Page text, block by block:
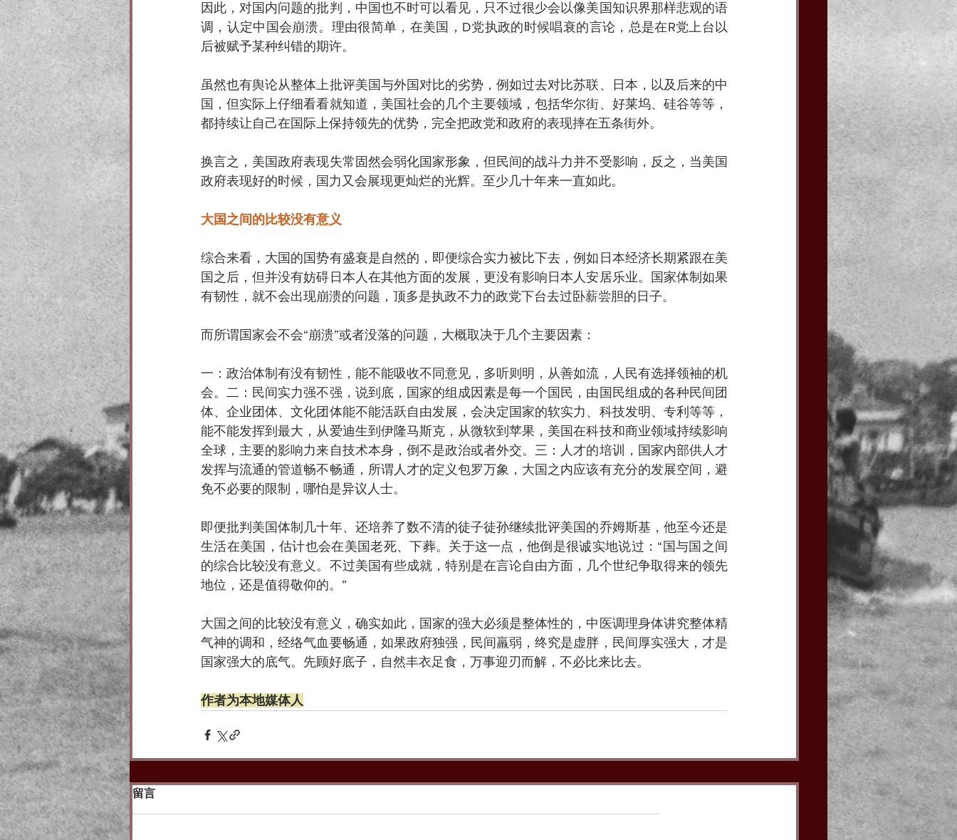
因此，对国内问题的批判，中国也不时可以看见，只不过很少会以像美国知识界那样悲观的语
调，认定中国会崩溃。理由很简单，在美国，D党执政的时候唱衰的言论，总是在R党上台以
后被赋予某种纠错的期许。
虽然也有舆论从整体上批评美国与外国对比的劣势，例如过去对比苏联、日本，以及后来的中
国，但实际上仔细看看就知道，美国社会的几个主要领域，包括华尔街、好莱坞、硅谷等等，
都持续让自己在国际上保持领先的优势，完全把政党和政府的表现摔在五条街外。
换言之，美国政府表现失常固然会弱化国家形象，但民间的战斗力并不受影响，反之，当美国
政府表现好的时候，国力又会展现更灿烂的光辉。至少几十年来一直如此。
大国之间的比较没有意义
综合来看，大国的国势有盛衰是自然的，即便综合实力被比下去，例如日本经济长期紧跟在美
国之后，但并没有妨碍日本人在其他方面的发展，更没有影响日本人安居乐业。国家体制如果
有韧性，就不会出现崩溃的问题，顶多是执政不力的政党下台去过卧薪尝胆的日子。
而所谓国家会不会“崩溃”或者没落的问题，大概取决于几个主要因素：
一：政治体制有没有韧性，能不能吸收不同意见，多听则明，从善如流，人民有选择领袖的机
会。二：民间实力强不强，说到底，国家的组成因素是每一个国民，由国民组成的各种民间团
体、企业团体、文化团体能不能活跃自由发展，会决定国家的软实力、科技发明、专利等等，
能不能发挥到最大，从爱迪生到伊隆马斯克，从微软到苹果，美国在科技和商业领域持续影响
全球，主要的影响力来自技术本身，倒不是政治或者外交。三：人才的培训，国家内部供人才
发挥与流通的管道畅不畅通，所谓人才的定义包罗万象，大国之内应该有充分的发展空间，避
免不必要的限制，哪怕是异议人士。
即便批判美国体制几十年、还培养了数不清的徒子徒孙继续批评美国的乔姆斯基，他至今还是
生活在美国，估计也会在美国老死、下葬。关于这一点，他倒是很诚实地说过：“国与国之间
的综合比较没有意义。不过美国有些成就，特别是在言论自由方面，几个世纪争取得来的领先
地位，还是值得敬仰的。”
大国之间的比较没有意义，确实如此，国家的强大必须是整体性的，中医调理身体讲究整体精
气神的调和，经络气血要畅通，如果政府独强，民间羸弱，终究是虚胖，民间厚实强大，才是
国家强大的底气。先顾好底子，自然丰衣足食，万事迎刃而解，不必比来比去。
作者为本地媒体人
留言